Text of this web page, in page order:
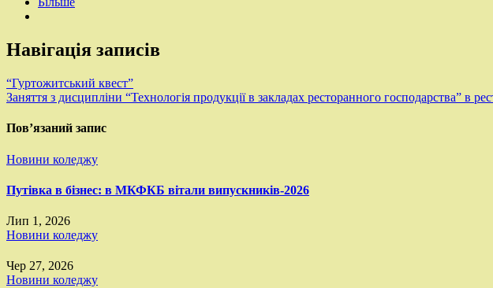
Навігація записів
“Гуртожитський квест”
Заняття з дисципліни “Технологія продукції в закладах ресторанного господарства” в
Пов’язаний запис
Новини коледжу
Путівка в бізнес: в МКФКБ вітали випускників-2026
Лип 1, 2026
Новини коледжу
Чер 27, 2026
Новини коледжу